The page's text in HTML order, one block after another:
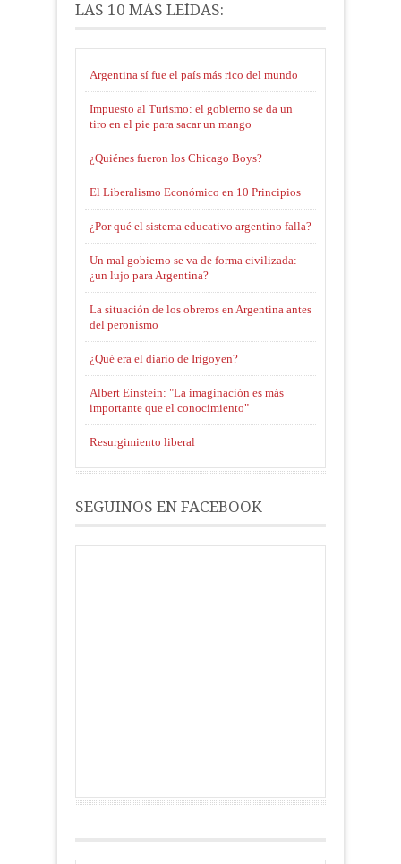
LAS 10 MÁS LEÍDAS:
Argentina sí fue el país más rico del mundo
Impuesto al Turismo: el gobierno se da un
tiro en el pie para sacar un mango
¿Quiénes fueron los Chicago Boys?
El Liberalismo Económico en 10 Principios
¿Por qué el sistema educativo argentino falla?
Un mal gobierno se va de forma civilizada:
¿un lujo para Argentina?
La situación de los obreros en Argentina antes
del peronismo
¿Qué era el diario de Irigoyen?
Albert Einstein: "La imaginación es más
importante que el conocimiento"
Resurgimiento liberal
SEGUINOS EN FACEBOOK